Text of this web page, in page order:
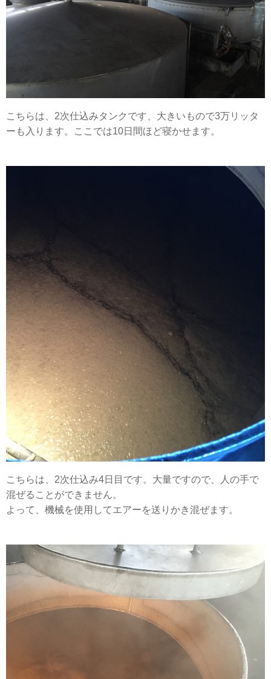
こちらは、2次仕込みタンクです、大きいもので3万リッタ
ーも入ります。ここでは10日間ほど寝かせます。
こちらは、2次仕込み4日目です。大量ですので、人の手で
混ぜることができません。
よって、機械を使用してエアーを送りかき混ぜます。